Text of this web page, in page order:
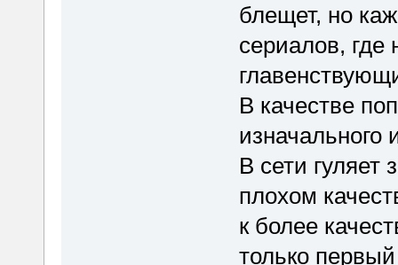
блещет, но
сериалов, где
В качестве
изначального
В сети гуляет
плохом
к более
только